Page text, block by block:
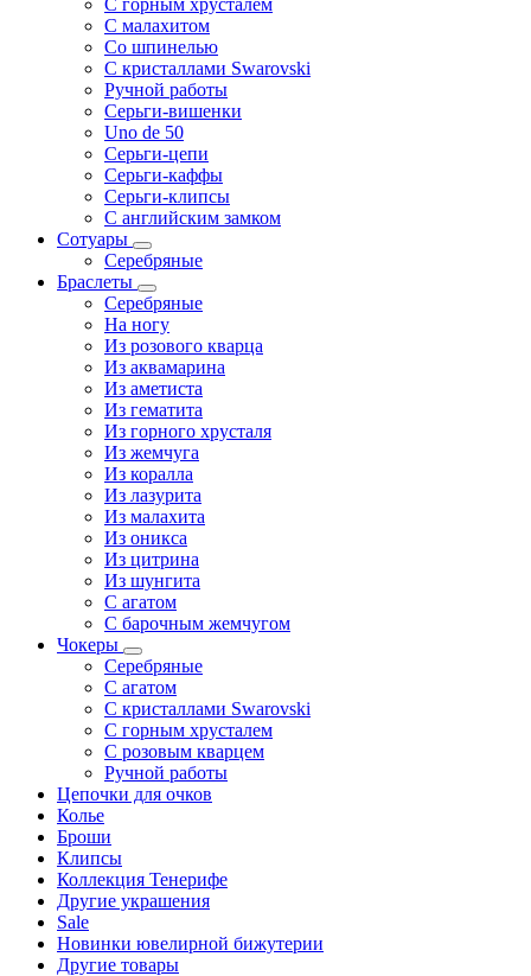
С горным хрусталем
С малахитом
Со шпинелью
С кристаллами Swarovski
Ручной работы
Серьги-вишенки
Uno de 50
Серьги-цепи
Серьги-каффы
Серьги-клипсы
С английским замком
Сотуары
Серебряные
Браслеты
Серебряные
На ногу
Из розового кварца
Из аквамарина
Из аметиста
Из гематита
Из горного хрусталя
Из жемчуга
Из коралла
Из лазурита
Из малахита
Из оникса
Из цитрина
Из шунгита
С агатом
С барочным жемчугом
Чокеры
Серебряные
С агатом
С кристаллами Swarovski
С горным хрусталем
С розовым кварцем
Ручной работы
Цепочки для очков
Колье
Броши
Клипсы
Коллекция Тенерифе
Другие украшения
Sale
Новинки ювелирной бижутерии
Другие товары